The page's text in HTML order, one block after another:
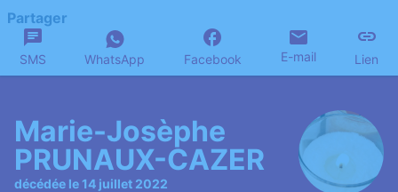
Partager
SMS WhatsApp Facebook E-mail Lien
Marie-Josèphe
PRUNAUX-CAZER
décédée le 14 juillet 2022